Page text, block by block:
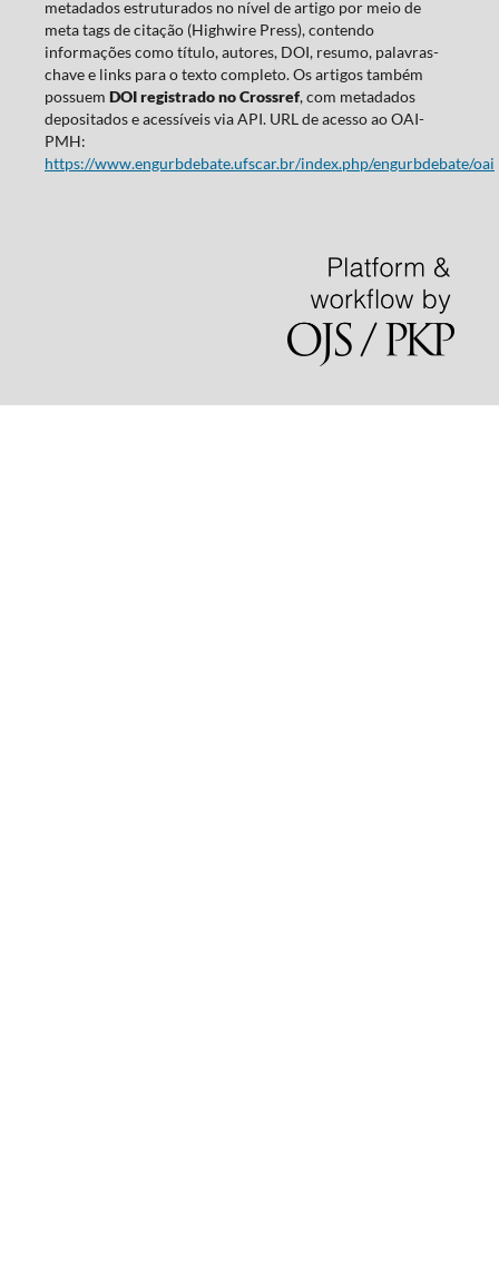
metadados estruturados no nível de artigo por meio de
meta tags de citação (Highwire Press), contendo
informações como título, autores, DOI, resumo, palavras-
chave e links para o texto completo. Os artigos também
possuem DOI registrado no Crossref, com metadados
depositados e acessíveis via API. URL de acesso ao OAI-
PMH:
https://www.engurbdebate.ufscar.br/index.php/engurbdebate/oai